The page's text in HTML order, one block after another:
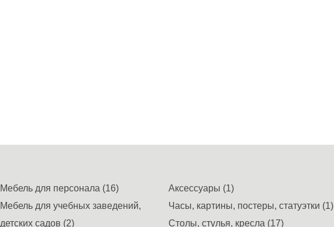
Мебель для персонала (16)
Аксессуары (1)
Мебель для учебных заведений,
детских садов (2)
Часы, картины, постеры, статуэтки (1)
Столы, стулья, кресла (17)